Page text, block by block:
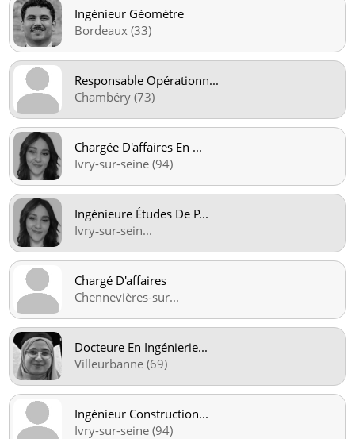
Ingénieur Géomètre
Bordeaux (33)
Responsable Opérationn...
Chambéry (73)
Chargée D'affaires En ...
Ivry-sur-seine (94)
Ingénieure Études De P...
Ivry‑sur‑sein...
Chargé D'affaires
Chennevières-sur...
Docteure En Ingénierie...
Villeurbanne (69)
Ingénieur Construction...
Ivry-sur-seine (94)